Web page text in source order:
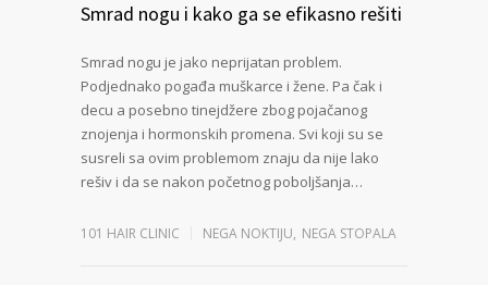
Smrad nogu i kako ga se efikasno rešiti
Smrad nogu je jako neprijatan problem.
Podjednako pogađa muškarce i žene. Pa čak i
decu a posebno tinejdžere zbog pojačanog
znojenja i hormonskih promena. Svi koji su se
susreli sa ovim problemom znaju da nije lako
rešiv i da se nakon početnog poboljšanja…
101 HAIR CLINIC NEGA NOKTIJU, NEGA STOPALA